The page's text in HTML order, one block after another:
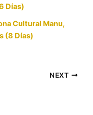
Días)
Cultural Manu,
(8 Días)
NEXT